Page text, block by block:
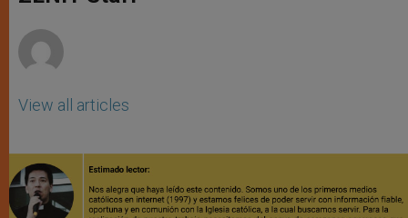
View all articles